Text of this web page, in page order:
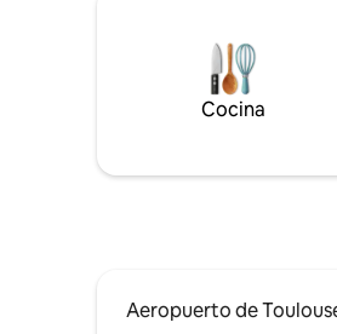
departamento está a 5
centro de la ciudad, a 3
Jardin des Plantes, a 6
Stadium de Toulouse y a 10
Cocina
Aeropuerto de